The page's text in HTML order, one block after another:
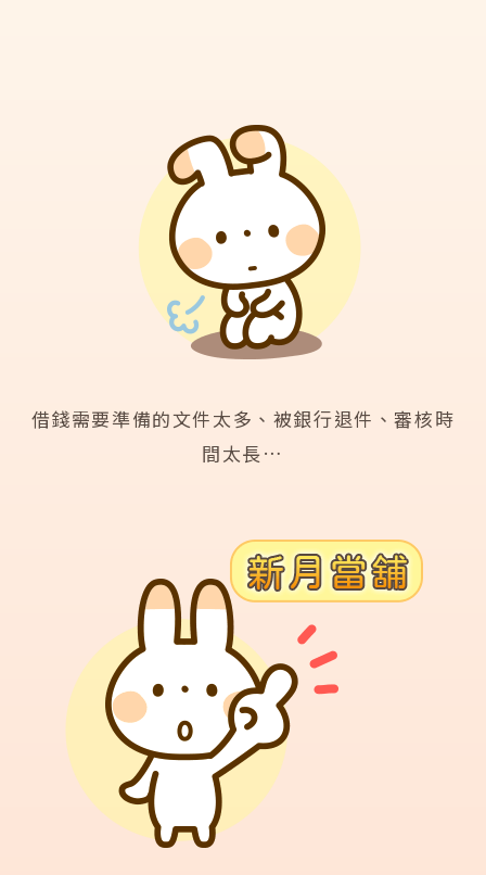
借錢需要準備的文件太多、被銀行退件、審核時
間太長…